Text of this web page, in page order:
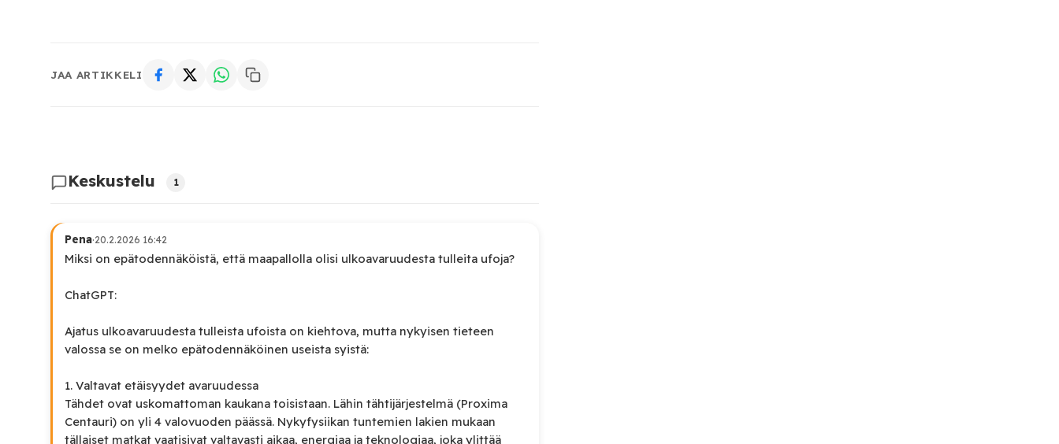
JAA ARTIKKELI
Keskustelu 1
Pena·20.2.2026 16:42
Miksi on epätodennäköistä, että maapallolla olisi ulkoavaruudesta tulleita ufoja?
ChatGPT:
Ajatus ulkoavaruudesta tulleista ufoista on kiehtova, mutta nykyisen tieteen
valossa se on melko epätodennäköinen useista syistä:
1. Valtavat etäisyydet avaruudessa
Tähdet ovat uskomattoman kaukana toisistaan. Lähin tähtijärjestelmä (Proxima
Centauri) on yli 4 valovuoden päässä. Nykyfysiikan tuntemien lakien mukaan
tällaiset matkat vaatisivat valtavasti aikaa, energiaa ja teknologiaa, joka ylittää